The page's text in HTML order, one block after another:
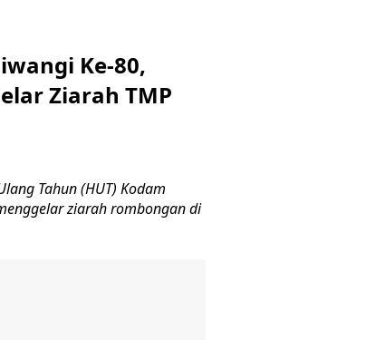
Ke-80,
Ziarah TMP
Tahun (HUT) Kodam
ziarah rombongan di